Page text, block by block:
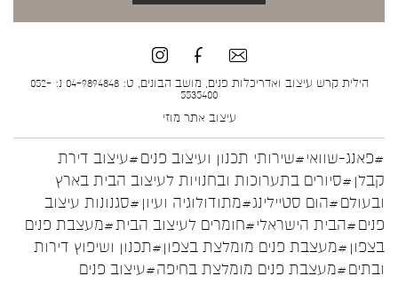
הילית קרש עיצוב ואדריכלות פנים, מושב הבונים, ט: 04-9894848 נ: 052-
5535400
עיצוב אתר מוזי
#פאנג-שוואי#שירותי תכנון ועיצוב פנים#עיצוב דירת
קבלן #סיורים בתערוכות ובחנויות לעיצוב הבית בארץ
ובעולם#הום סטיילינג#מתודולוגיה ועיון #סגנונות עיצוב
פנים#הבית הישראלי#חומרים לעיצוב הבית#מעצבת פנים
בצפון #מעצבת פנים מומלצת בצפון#תכנון ושיפוץ דירות
ובתים#מעצבת פנים מומלצת בחיפה#עיצוב פנים